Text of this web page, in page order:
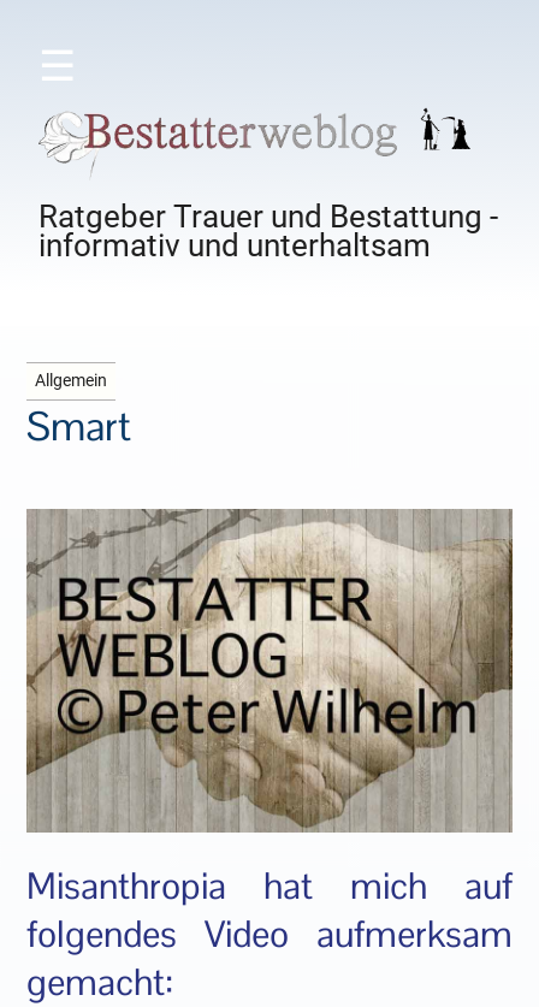
☰
Ratgeber Trauer und Bestattung -
informativ und unterhaltsam
Allgemein
Smart
Misanthropia hat mich auf
folgendes Video aufmerksam
gemacht: